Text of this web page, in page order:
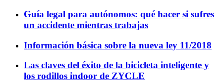
Guía legal para autónomos: qué hacer si sufres
un accidente mientras trabajas
Información básica sobre la nueva ley 11/2018
Las claves del éxito de la bicicleta inteligente y
los rodillos indoor de ZYCLE